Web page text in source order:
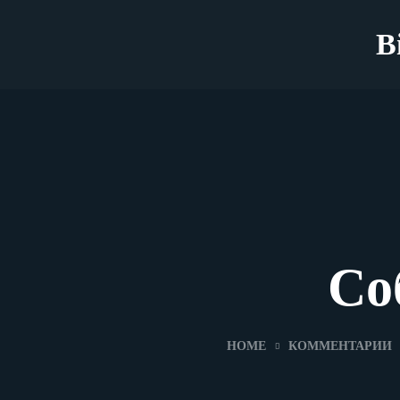
HOME КОММЕНТАРИИ